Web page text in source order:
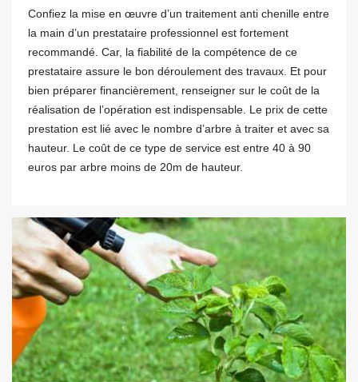
Confiez la mise en œuvre d’un traitement anti chenille entre
la main d’un prestataire professionnel est fortement
recommandé. Car, la fiabilité de la compétence de ce
prestataire assure le bon déroulement des travaux. Et pour
bien préparer financièrement, renseigner sur le coût de la
réalisation de l’opération est indispensable. Le prix de cette
prestation est lié avec le nombre d’arbre à traiter et avec sa
hauteur. Le coût de ce type de service est entre 40 à 90
euros par arbre moins de 20m de hauteur.